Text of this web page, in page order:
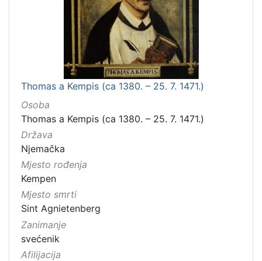
Thomas a Kempis (ca 1380. – 25. 7. 1471.)
Osoba
Thomas a Kempis (ca 1380. – 25. 7. 1471.)
Država
Njemačka
Mjesto rođenja
Kempen
Mjesto smrti
Sint Agnietenberg
Zanimanje
svećenik
Afilijacija